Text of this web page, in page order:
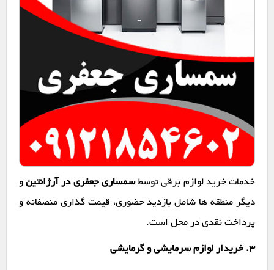
خدمات خرید لوازم برقی توسطسمساری جعفری در آرژانتینو
دیگر منطقه ها شامل بازدید حضوری، قیمت گذاری منصفانه و
پرداخت نقدی در محل است.
۳. خریدار لوازم سرمایشی و گرمایشی